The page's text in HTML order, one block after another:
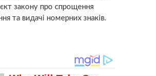
закону про спрощення
та видачі номерних знаків.